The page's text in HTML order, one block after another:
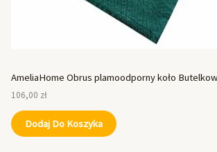
AmeliaHome Obrus plamoodporny koło
106,00 zł
Dodaj Do Koszyka